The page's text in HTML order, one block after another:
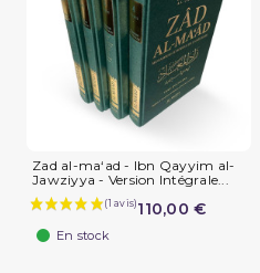
Zad al-ma‘ad - Ibn Qayyim al-
Jawziyya - Version Intégrale...
110,00 €
En stock